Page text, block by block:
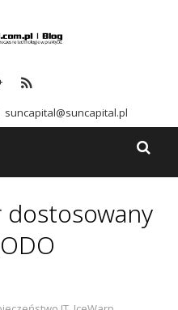
suncapital@suncapital.pl
dostosowany